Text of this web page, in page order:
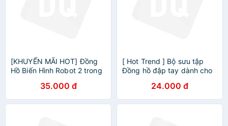
[KHUYẾN MÃI HOT] Đồng
Hồ Biến Hình Robot 2 trong
tặng gói đậu Hà Lan
35.000 đ
[ Hot Trend ] Bộ sưu tập
Đồng hồ đập tay dành cho
24.000 đ